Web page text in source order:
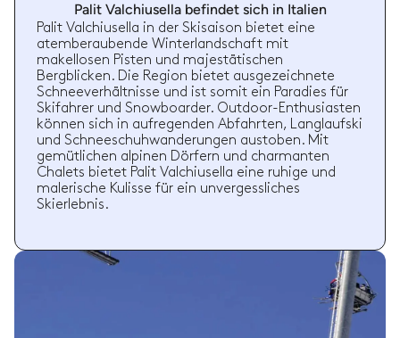
Palit Valchiusella befindet sich in Italien
Palit Valchiusella in der Skisaison bietet eine
atemberaubende Winterlandschaft mit
makellosen Pisten und majestätischen
Bergblicken. Die Region bietet ausgezeichnete
Schneeverhältnisse und ist somit ein Paradies für
Skifahrer und Snowboarder. Outdoor-Enthusiasten
können sich in aufregenden Abfahrten, Langlaufski
und Schneeschuhwanderungen austoben. Mit
gemütlichen alpinen Dörfern und charmanten
Chalets bietet Palit Valchiusella eine ruhige und
malerische Kulisse für ein unvergessliches
Skierlebnis.